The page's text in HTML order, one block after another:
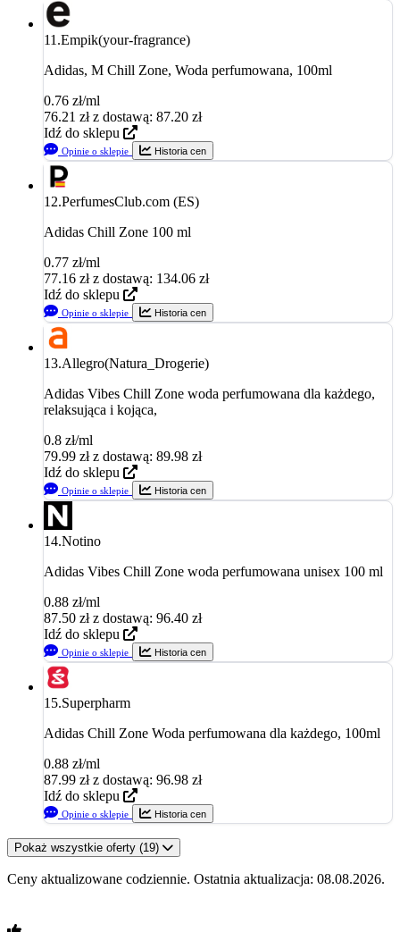
11.Empik(your-fragrance)
Adidas, M Chill Zone, Woda perfumowana, 100ml
0.76 zł/ml
76.21 zł z dostawą: 87.20 zł
Idź do sklepu
Opinie o sklepie Historia cen
12.PerfumesClub.com (ES)
Adidas Chill Zone 100 ml
0.77 zł/ml
77.16 zł z dostawą: 134.06 zł
Idź do sklepu
Opinie o sklepie Historia cen
13.Allegro(Natura_Drogerie)
Adidas Vibes Chill Zone woda perfumowana dla każdego,
relaksująca i kojąca,
0.8 zł/ml
79.99 zł z dostawą: 89.98 zł
Idź do sklepu
Opinie o sklepie Historia cen
14.Notino
Adidas Vibes Chill Zone woda perfumowana unisex 100 ml
0.88 zł/ml
87.50 zł z dostawą: 96.40 zł
Idź do sklepu
Opinie o sklepie Historia cen
15.Superpharm
Adidas Chill Zone Woda perfumowana dla każdego, 100ml
0.88 zł/ml
87.99 zł z dostawą: 96.98 zł
Idź do sklepu
Opinie o sklepie Historia cen
Pokaż wszystkie oferty (19)
Ceny aktualizowane codziennie. Ostatnia aktualizacja: 08.08.2026.